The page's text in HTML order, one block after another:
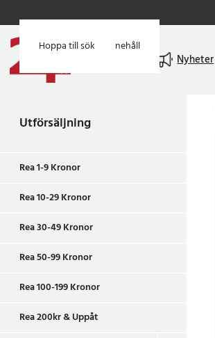
Hoppa till huvudinnehåll
Hoppa till sök
Nyheter
Utförsäljning
Rea 1-9 Kronor
Rea 10-29 Kronor
Rea 30-49 Kronor
Rea 50-99 Kronor
Rea 100-199 Kronor
Rea 200kr & Uppåt